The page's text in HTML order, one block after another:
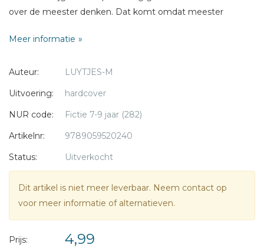
over de meester denken. Dat komt omdat meester
helemaal fijn als Peter 's nachts met de meester mee mag.
hele grote karper. Maar er gebeurt nog meer en dat zorgt
ervoor dat Peter die nacht ook heel bang is...
A.V.I. 6
Meer informatie
Auteur:
LUYTJES-M
Uitvoering:
hardcover
NUR code:
Fictie 7-9 jaar (282)
Artikelnr:
9789059520240
Status:
Uitverkocht
Dit artikel is niet meer leverbaar. Neem contact op
voor meer informatie of alternatieven.
Prijs: 4,99
* = verplicht